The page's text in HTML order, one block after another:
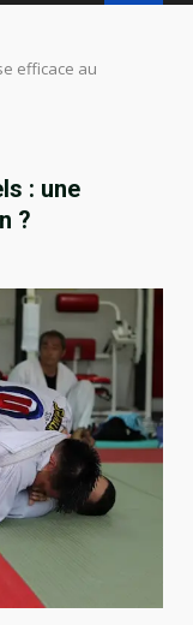
efficace au
: une
?